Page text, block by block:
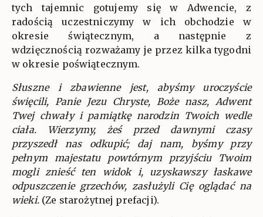
tych tajemnic gotujemy się w Adwencie, z
radością uczestniczymy w ich obchodzie w
okresie świątecznym, a następnie z
wdzięcznością rozważamy je przez kilka tygodni
w okresie poświątecznym.
Słuszne i zbawienne jest, abyśmy uroczyście
święcili, Panie Jezu Chryste, Boże nasz, Adwent
Twej chwały i pamiątkę narodzin Twoich wedle
ciała. Wierzymy, żeś przed dawnymi czasy
przyszedł nas odkupić; daj nam, byśmy przy
pełnym majestatu powtórnym przyjściu Twoim
mogli znieść ten widok i, uzyskawszy łaskawe
odpuszczenie grzechów, zasłużyli Cię oglądać na
wieki.(Ze starożytnej prefacji).